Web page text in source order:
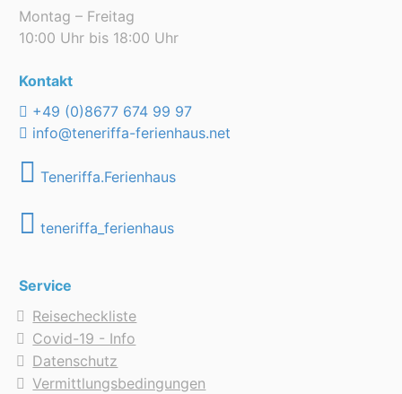
Montag – Freitag
10:00 Uhr bis 18:00 Uhr
Kontakt
+49 (0)8677 674 99 97
info@teneriffa-ferienhaus.net
Teneriffa.Ferienhaus
teneriffa_ferienhaus
Service
Reisecheckliste
Covid-19 - Info
Datenschutz
Vermittlungsbedingungen